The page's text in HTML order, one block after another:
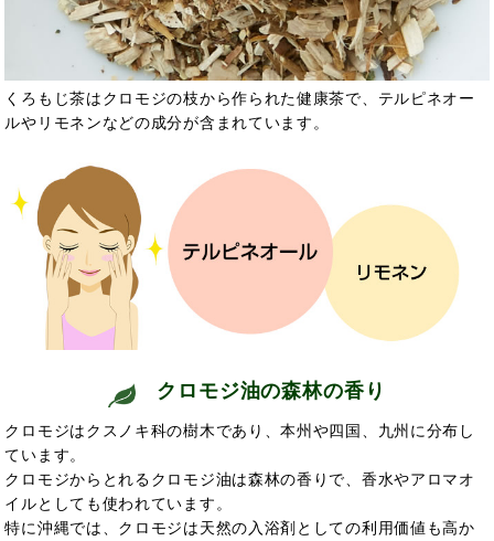
くろもじ茶はクロモジの枝から作られた健康茶で、テルピネオー
ルやリモネンなどの成分が含まれています。
クロモジ油の森林の香り
クロモジはクスノキ科の樹木であり、本州や四国、九州に分布し
ています。
クロモジからとれるクロモジ油は森林の香りで 、香水やアロマオ
イルとしても使われています。
特に沖縄では、クロモジは天然の 入浴剤としての利用価値も高か